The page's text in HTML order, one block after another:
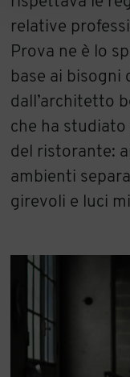
relative
Prova ne è lo
base ai bisogni
dall’architetto
che ha
del ristorante:
ambienti
girevoli e luci